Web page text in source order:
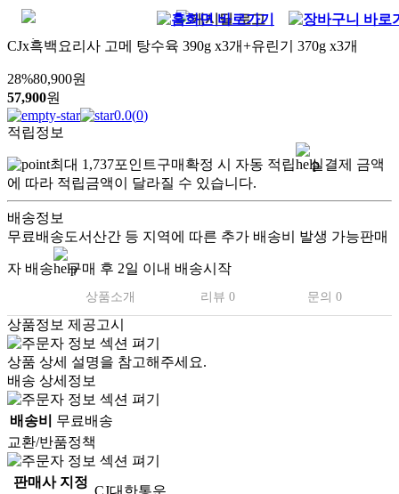
CJx흑백요리사 고메 탕수육 390g x3개+유린기 370g x3개
28%80,900원
57,900원
0.0(0)
적립정보
최대 1,737포인트구매확정 시 자동 적립
실결제 금액
에 따라 적립금액이 달라질 수 있습니다.
배송정보
무료배송도서산간 등 지역에 따른 추가 배송비 발생 가능판매
자 배송 구매 후 2일 이내 배송시작
상품소개 리뷰 0 문의 0
상품정보 제공고시
상품 상세 설명을 참고해주세요.
배송 상세정보
배송비
무료배송
교환/반품정책
판매사 지정
CJ대한통운